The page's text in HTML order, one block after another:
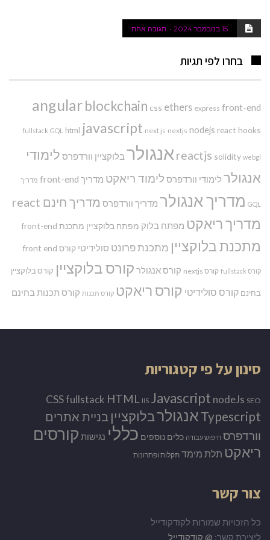
15 בנובמבר 2024 תגובה אחת
בחרו לפי תגיות
angularblockchain css ethers express front-end
fullstack GQL html javascript next js nextjs nodejs react hooks
reactjs solidity webgl אנגולר בלוקציין וורדפרס לימודי
אנגולר לימודי וורדפרס לימוד ריאקט מדריך front-end מדריך
GQL מדריך אנגולר מדריך וורדפרס מדריך חינם react
מדריך ריאקט מפתח בלוק מפתח בלוקציין מתכנת front-end
מתכנת בלוקציין מתכנת פרונט סולידיטי קורס front end
קורס fullstack קורס nextjs קורס אנגולר קורס בלוקציין קורס בלוקציין
בחינם קורס סולידיטי קורס ריאקט קורס תכנות קורס תכנות בחינם
סינון על פי קטגוריות
CSSfullstack HTML IIS Javascript nodeJs SEO
Typescript אנגולרבלוקציין בניית אתרים
וורדפרס חיפוש עבודה כלים נוספים כללי נגישות קורסים
ריאקט תלת מימד תקלות ופתרונות
צור קשר
כל הזכויות שמורות לקודקודייל
ליצירת קשר: @ קודקודייל